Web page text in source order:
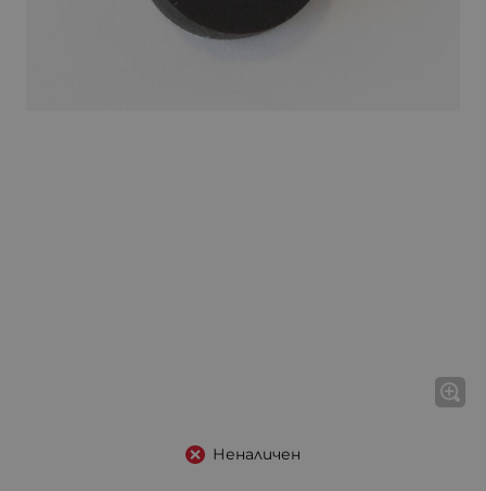
Неналичен